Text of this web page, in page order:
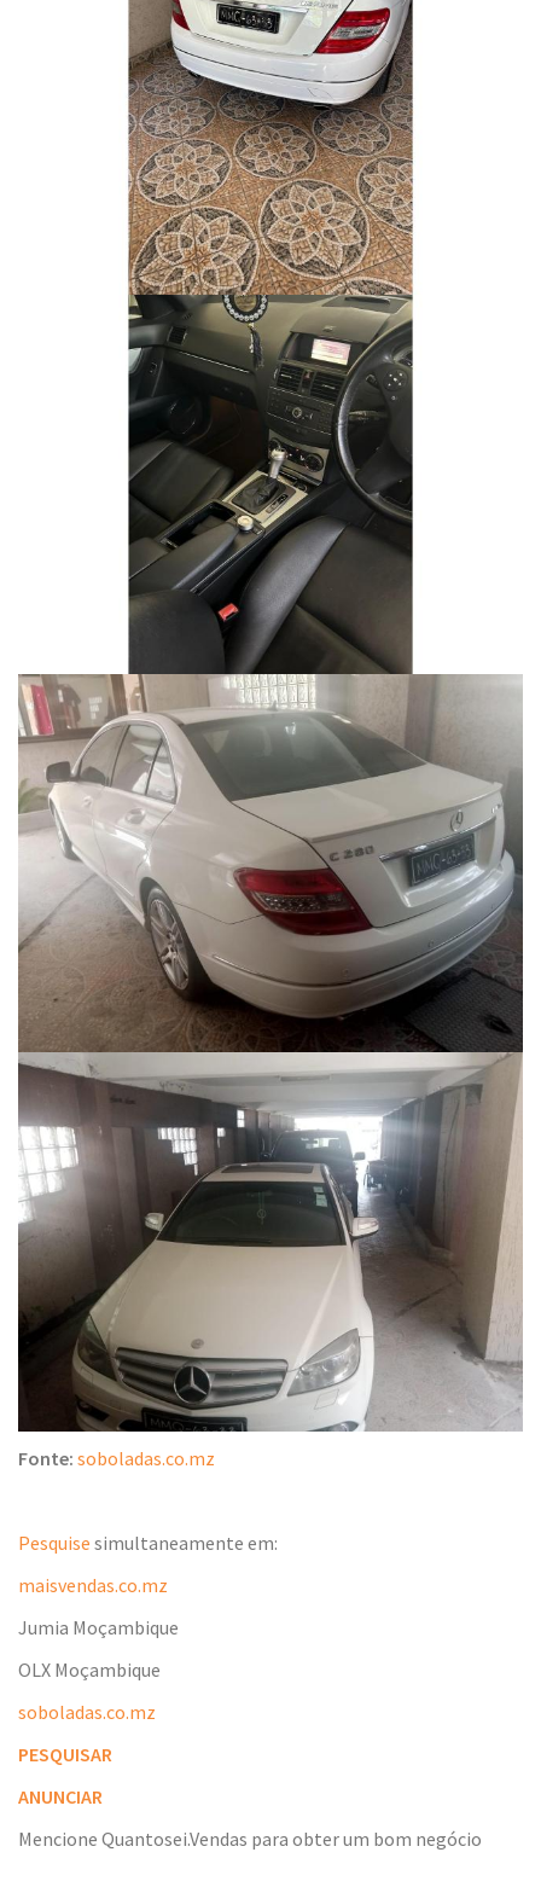
Fonte: soboladas.co.mz
Pesquise simultaneamente em:
maisvendas.co.mz
Jumia Moçambique
OLX Moçambique
soboladas.co.mz
PESQUISAR
ANUNCIAR
Mencione Quantosei.Vendas para obter um bom negócio